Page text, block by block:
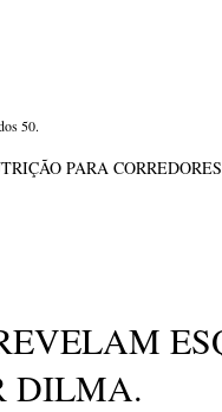
50.
PARA CORREDORES
DILMA.